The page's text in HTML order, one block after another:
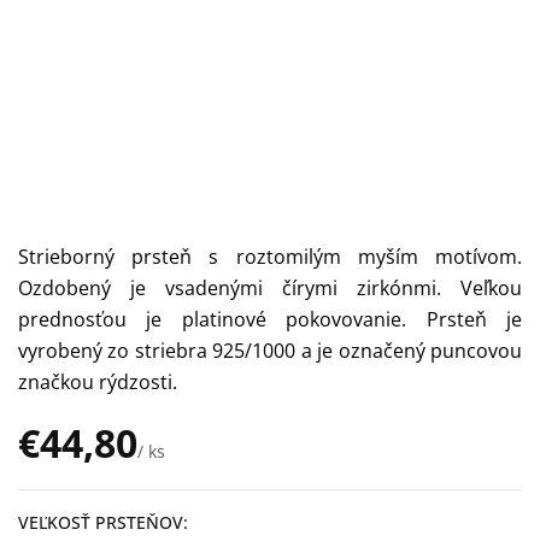
€44,80/ ks
Jednotková
cena:
VEĽKOSŤ PRSTEŇOV
Strieborný prsteň s roztomilým myším motívom.
Ozdobený je vsadenými čírymi zirkónmi. Veľkou
prednosťou je platinové pokovovanie. Prsteň je
vyrobený zo striebra 925/1000 a je označený puncovou
značkou rýdzosti.